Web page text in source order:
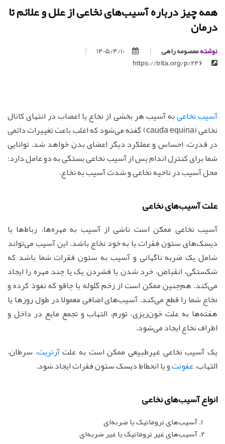
همه چیز درباره آسیب‌های نخاعی از علل و علائم تا
درمان
نوشتهمعصومه راهی
1405/4/10
آسیب نخاعیبه آسیب هر بخشی از نخاع یا اعصاب در انتهای کانال
نخاعی (cauda equina) گفته می‌شود که اغلب باعث تغییرات دائمی
در قدرت، احساس و عملکرد دیگر اعضای بدن خواهد شد. توانایی
شما برای کنترل اندام پس از آسیب نخاعی بستگی به دو عامل دارد:
محل آسیب در ناحیه نخاعی و شدت آسیب به نخاع.
علت آسیب‌های نخاعی
آسیب نخاعی ممکن است ناشی از آسیب به مهره‌ها، رباط‌ها یا
دیسک‌های ستون فقرات یا به خود نخاع باشد. این آسیب می‌تواند
شامل یک ضربه ناگهانی و آسیب به ستون فقرات شما باشد که
شکستگی، انقباض، خرد شدن یا فشردن یک یا چند مهره را ایجاد
می‌کند. هم‌چنین ممکن است از زخم گلوله یا چاقو که نفوذ کرده و
نخاع شما را قطع می‌کند. آسیب‌های اضافی معمولا در طول روزها یا
هفته‌ها به علت خون‌ریزی، تورم، التهاب و تجمع مایع در داخل و
اطراف نخاع ایجاد می‌شود.
یک آسیب نخاعی غیرطبیعی ممکن است به علتآرتریت، سرطان،
التهاب،عفونتو یا انحطاط دیسک ستون فقرات ایجاد شود.
انواع آسیب‌های نخاعی
آسیب‌های تروماتیک یا ضربه‌ای
آسیب‌های غیر تروماتیک یا غیر ضربه‌ای